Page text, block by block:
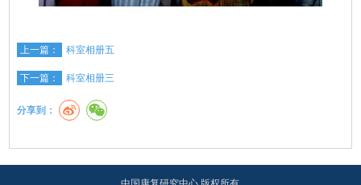
上一篇： 科室相册五
下一篇： 科室相册三
分享到：